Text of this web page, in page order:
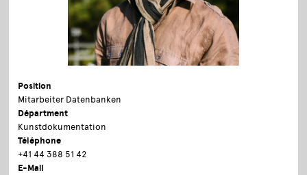
Position
Mitarbeiter Datenbanken
Départment
Kunstdokumentation
Téléphone
+41 44 388 51 42
E-Mail